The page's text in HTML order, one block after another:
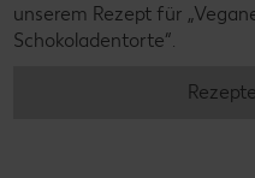
unserem Rezept für
Schokoladentorte“.